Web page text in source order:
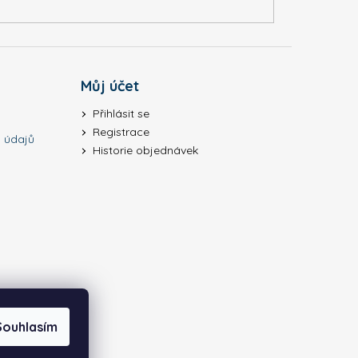
údajů
Můj účet
Přihlásit se
Registrace
Historie objednávek